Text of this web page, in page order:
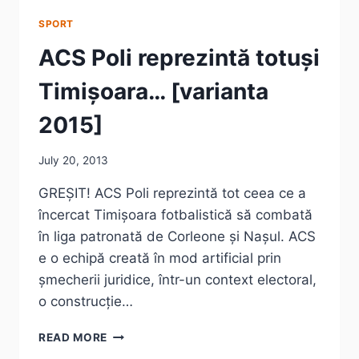
SPORT
ACS Poli reprezintă totuși
Timișoara… [varianta
2015]
July 20, 2013
GREȘIT! ACS Poli reprezintă tot ceea ce a
încercat Timișoara fotbalistică să combată
în liga patronată de Corleone și Nașul. ACS
e o echipă creată în mod artificial prin
șmecherii juridice, într-un context electoral,
o construcție…
READ MORE ACS